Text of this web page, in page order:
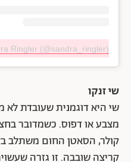
Ringler (@sandra_ringler)
שי זנקו
שי היא דוגמנית שעובדת
מצבע או דפוס. כשמדובר
קולר, הסאטן החום משתלב
קריצה שובבה. זו גזרה